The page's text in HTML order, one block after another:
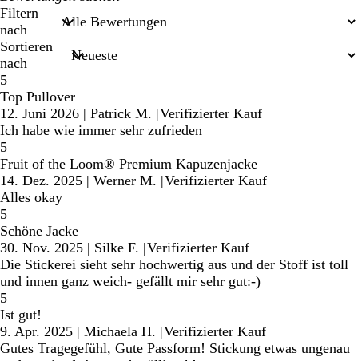
Sucheingaben
Filtern
nach
Sortieren
nach
5
Top Pullover
12. Juni 2026 | Patrick M. |Verifizierter Kauf
Ich habe wie immer sehr zufrieden
5
Fruit of the Loom® Premium Kapuzenjacke
14. Dez. 2025 | Werner M. |Verifizierter Kauf
Alles okay
5
Schöne Jacke
30. Nov. 2025 | Silke F. |Verifizierter Kauf
Die Stickerei sieht sehr hochwertig aus und der Stoff ist toll
und innen ganz weich- gefällt mir sehr gut:-)
5
Ist gut!
9. Apr. 2025 | Michaela H. |Verifizierter Kauf
Gutes Tragegefühl, Gute Passform! Stickung etwas ungenau